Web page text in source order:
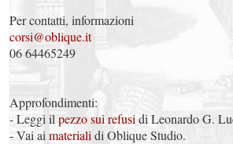
Per contatti, informazioni
corsi@oblique.it
06 64465249
Approfondimenti:
- Leggi il pezzo sui refusi di Leonardo G.
- Vai ai materiali di Oblique Studio.